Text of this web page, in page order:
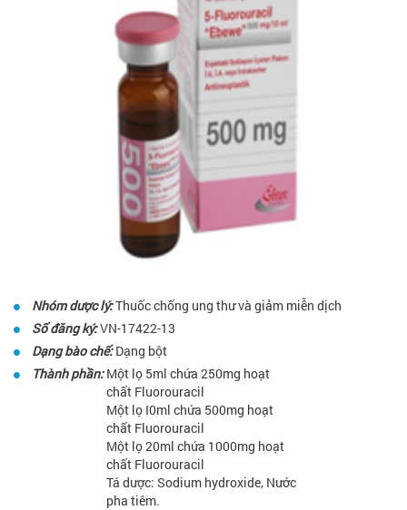
Nhóm dược lý:Thuốc chống ung thư và giảm miễn dịch
Số đăng ký:VN-17422-13
Dạng bào chế:Dạng bột
Thành phần: Một lọ 5ml chứa 250mg hoạt
chất Fluorouracil
Một lọ I0ml chứa 500mg hoạt
chất Fluorouracil
Một lọ 20ml chứa 1000mg hoạt
chất Fluorouracil
Tá dược: Sodium hydroxide, Nước
pha tiêm.